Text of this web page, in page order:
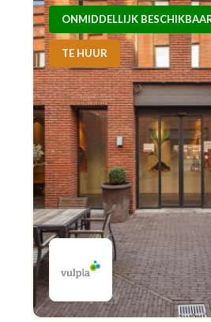
ONMIDDELLIJK
TE HUUR